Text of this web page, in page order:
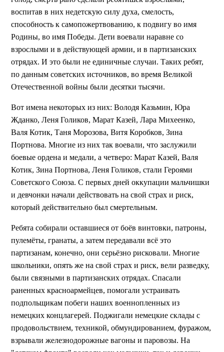
воспитав в них недетскую силу духа, смелость,
способность к самопожертвованию, к подвигу во имя
Родины, во имя Победы. Дети воевали наравне со
взрослыми и в действующей армии, и в партизанских
отрядах. И это были не единичные случаи. Таких ребят,
по данным советских источников, во время Великой
Отечественной войны были десятки тысячи.
Вот имена некоторых из них: Володя Казьмин, Юра
Жданко, Леня Голиков, Марат Казей, Лара Михеенко,
Валя Котик, Таня Морозова, Витя Коробков, Зина
Портнова. Многие из них так воевали, что заслужили
боевые ордена и медали, а четверо: Марат Казей, Валя
Котик, Зина Портнова, Леня Голиков, стали Героями
Советского Союза. С первых дней оккупации мальчишки
и девчонки начали действовать на свой страх и риск,
который действительно был смертельным.
Ребята собирали оставшиеся от боёв винтовки, патроны,
пулемёты, гранаты, а затем передавали всё это
партизанам, конечно, они серьёзно рисковали. Многие
школьники, опять же на свой страх и риск, вели разведку,
были связными в партизанских отрядах. Спасали
раненных красноармейцев, помогали устраивать
подпольщикам побеги наших военнопленных из
немецких концлагерей. Поджигали немецкие склады с
продовольствием, техникой, обмундированием, фуражом,
взрывали железнодорожные вагоны и паровозы. На